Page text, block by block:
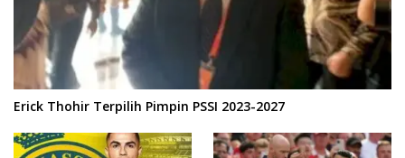
Erick Thohir Terpilih Pimpin PSSI 2023-2027